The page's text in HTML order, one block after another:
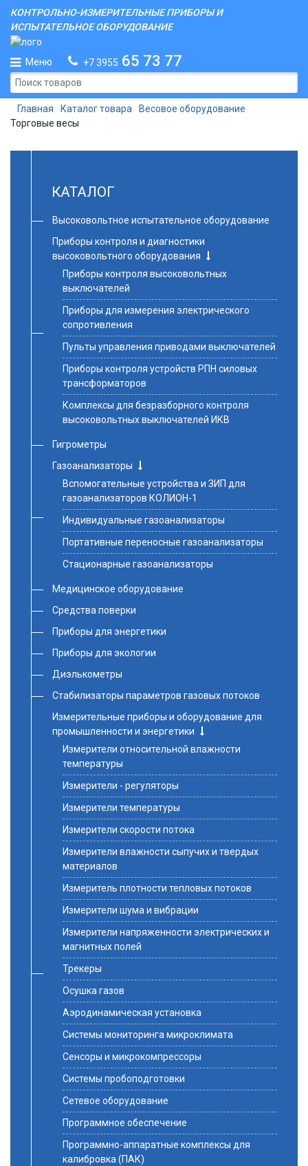
КОНТРОЛЬНО-ИЗМЕРИТЕЛЬНЫЕ ПРИБОРЫ И
ИСПЫТАТЕЛЬНОЕ ОБОРУДОВАНИЕ
Меню +7 3955 65 73 77
Главная Каталог товара
Весовое оборудование
Торговые весы
КАТАЛОГ
Высоковольтное испытательное оборудование
Приборы контроля и диагностики
высоковольтного оборудования
Приборы контроля высоковольтных
выключателей
Приборы для измерения электрического
сопротивления
Пульты управления приводами выключателей
Приборы контроля устройств РПН силовых
трансформаторов
Комплексы для безразборного контроля
высоковольтных выключателей ИКВ
Гигрометры
Газоанализаторы
Вспомогательные устройства и ЗИП для
газоанализаторов КОЛИОН-1
Индивидуальные газоанализаторы
Портативные переносные газоанализаторы
Стационарные газоанализаторы
Медицинское оборудование
Средства поверки
Приборы для энергетики
Приборы для экологии
Диэлькометры
Стабилизаторы параметров газовых потоков
Измерительные приборы и оборудование для
промышленности и энергетики
Измерители относительной влажности
температуры
Измерители - регуляторы
Измерители температуры
Измерители скорости потока
Измерители влажности сыпучих и твердых
материалов
Измеритель плотности тепловых потоков
Измерители шума и вибрации
Измерители напряженности электрических и
магнитных полей
Трекеры
Осушка газов
Аэродинамическая установка
Системы мониторинга микроклимата
Сенсоры и микрокомпрессоры
Системы пробоподготовки
Сетевое оборудование
Программное обеспечение
Программно-аппаратные комплексы для
калибровка (ПАК)